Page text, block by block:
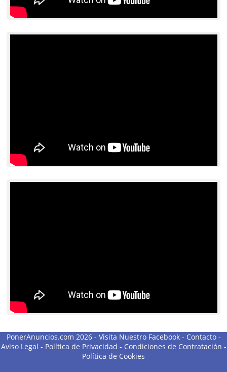
PonerAnuncios.com 2026 - Visita Nuestro Facebook- Contacto-
Aviso Legal - Política de Privacidad - Condiciones de Contratación -
Política de Cookies